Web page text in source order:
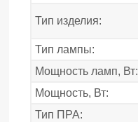
Тип изделия:
Тип лампы:
Мощность ламп, Вт:
Мощность, Вт:
Тип ПРА: